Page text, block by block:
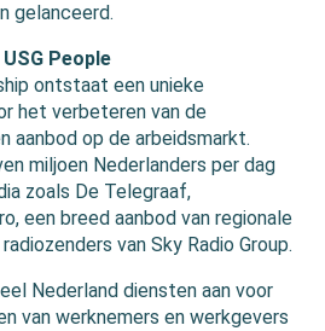
gelanceerd.
People
ontstaat een unieke
het verbeteren van de
aanbod op de arbeidsmarkt.
miljoen Nederlanders per dag
zoals De Telegraaf,
een breed aanbod van regionale
van Sky Radio Group.
Nederland diensten aan voor
van werknemers en werkgevers